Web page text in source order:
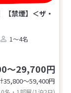
禁煙】＜ザ・
1～4名
～29,700円
35,800〜59,400円